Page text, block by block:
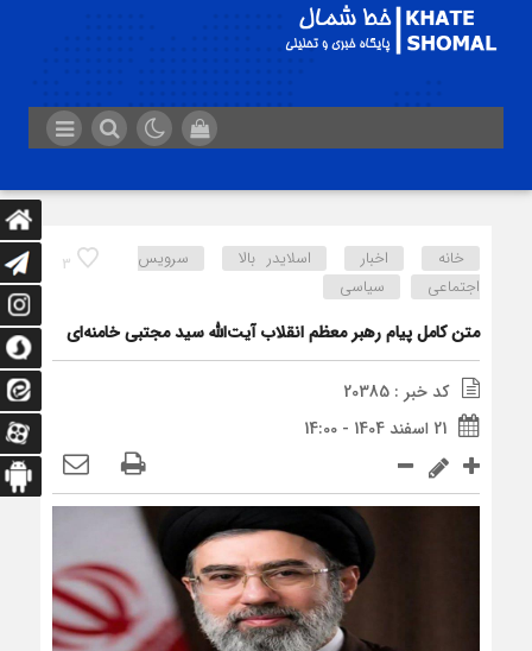
3 خانه اخبار اسلایدر بالا
سرویس
اجتماعی
سیاسی
متن کامل پیام رهبر معظم انقلاب آیت‌الله سید مجتبی خامنه‌ای
کد خبر : 20385
21 اسفند 1404 - 14:00